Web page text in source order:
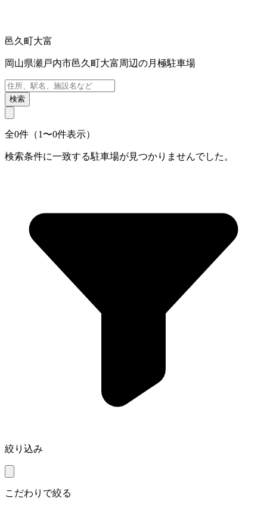
邑久町大富
岡山県瀬戸内市邑久町大富周辺の月極駐車場
検索
全0件（1〜0件表示）
検索条件に一致する駐車場が見つかりませんでした。
絞り込み
こだわりで絞る